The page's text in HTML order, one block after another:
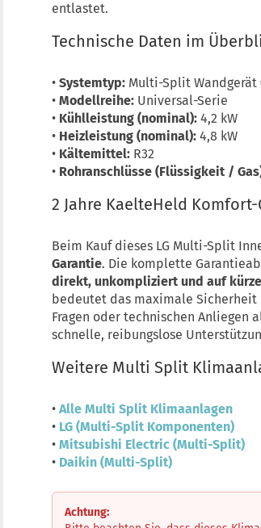
entlastet.
Technische Daten im
• Systemtyp: Multi-Split Wandgerät
• Modellreihe: Universal-Serie
• Kühlleistung (nominal): 4,2 kW
• Heizleistung (nominal): 4,8 kW
• Kältemittel: R32
• Rohranschlüsse (Flüssigkeit /
2 Jahre KaelteHeld
Beim Kauf dieses LG Multi-Split
Garantie. Die komplette
direkt, unkompliziert und auf
bedeutet das maximale Sicherheit
Fragen oder technischen Anliegen
schnelle, reibungslose
Weitere Multi Split
• Alle Multi Split Klimaanlagen
• LG (Multi-Split Komponenten)
• Mitsubishi Electric (Multi-Split)
• Daikin (Multi-Split)
Achtung: